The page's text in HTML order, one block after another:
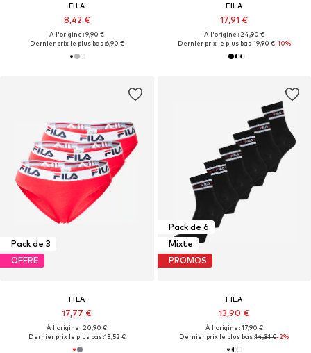
FILA
8,42 €
À l'origine : 9,90 €
Dernier prix le plus bas :6,90 €
FILA
17,91 €
À l'origine : 24,90 €
Dernier prix le plus bas :19,90 €-10%
Pack de 3
OFFRE
FILA
17,77 €
À l'origine : 20,90 €
Dernier prix le plus bas :13,52 €
Pack de 6
Mixte
PROMOS
FILA
13,90 €
À l'origine : 17,90 €
Dernier prix le plus bas :14,31 €-2%